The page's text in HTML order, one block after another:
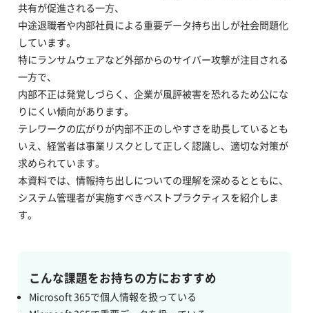
共有が促進される一方、
中途退職者や内部社員による重要データ持ち出しが社会問題化
しています。
特にランサムウェアなど外部からのサイバー攻撃が注目される
一方で、
内部不正は発覚しづらく、企業が風評被害を恐れるため公にな
りにくい傾向があります。
テレワークの広がりが内部不正のしやすさを助長しているとも
いえ、経営者は事業リスクとして正しく認識し、適切な対策が
求められています。
本資料では、情報持ち出しについての理解を深めるとともに、
システム管理者が実施すべきベストプラクティスを紹介しま
す。
こんな課題をお持ちの方におすすめ
Microsoft 365で個人情報を扱っている